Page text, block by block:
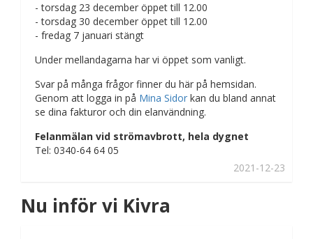
2021-12-23
- torsdag 23 december öppet till 12.00
- torsdag 30 december öppet till 12.00
- fredag 7 januari stängt
Under mellandagarna har vi öppet som vanligt.
Svar på många frågor finner du här på hemsidan.
Genom att logga in på Mina Sidor kan du bland annat
se dina fakturor och din elanvändning.
Felanmälan vid strömavbrott, hela dygnet
Tel: 0340-64 64 05
Nu inför vi Kivra